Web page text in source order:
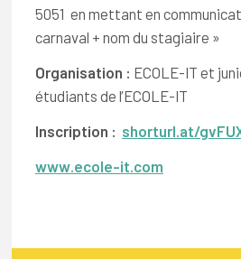
5051 en mettant en
carnaval + nom du stagiaire »
Organisation : ECOLE-IT et
étudiants de l’ECOLE-IT
Inscription : shorturl.at/
www.ecole-it.com